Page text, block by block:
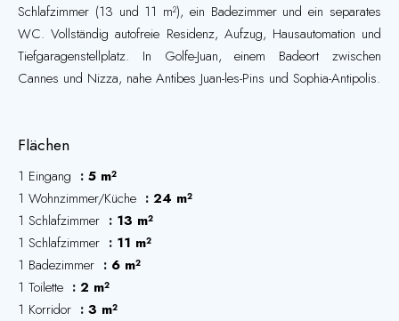
Schlafzimmer (13 und 11 m²), ein Badezimmer und ein separates
WC. Vollständig autofreie Residenz, Aufzug, Hausautomation und
Tiefgaragenstellplatz. In Golfe-Juan, einem Badeort zwischen
Cannes und Nizza, nahe Antibes Juan-les-Pins und Sophia-Antipolis.
Flächen
1 Eingang
5 m²
1 Wohnzimmer/Küche
24 m²
1 Schlafzimmer
13 m²
1 Schlafzimmer
11 m²
1 Badezimmer
6 m²
1 Toilette
2 m²
1 Korridor
3 m²